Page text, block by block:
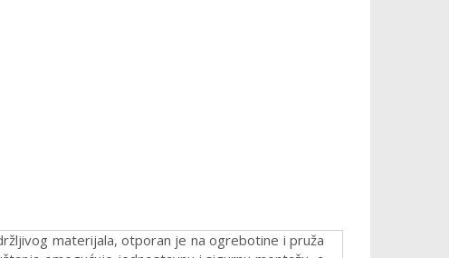
materijala, otporan je na ogrebotine i pruža